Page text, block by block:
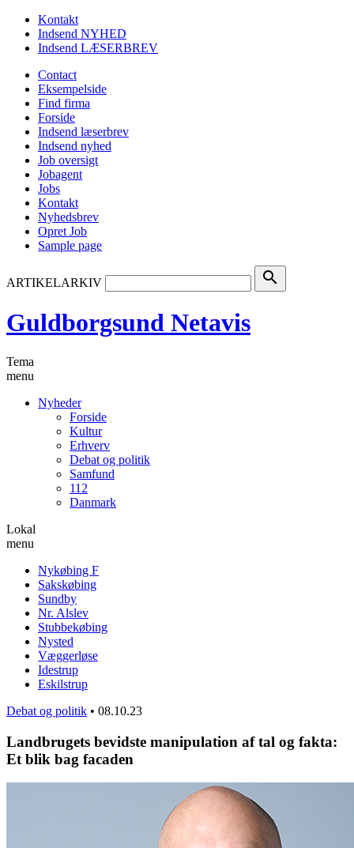
Kontakt
Indsend NYHED
Indsend LÆSERBREV
Contact
Eksempelside
Find firma
Forside
Indsend læserbrev
Indsend nyhed
Job oversigt
Jobagent
Jobs
Kontakt
Nyhedsbrev
Opret Job
Sample page
ARTIKELARKIV search
Guldborgsund Netavis
Tema
menu
Nyheder
Forside
Kultur
Erhverv
Debat og politik
Samfund
112
Danmark
Lokal
menu
Nykøbing F
Sakskøbing
Sundby
Nr. Alslev
Stubbekøbing
Nysted
Væggerløse
Idestrup
Eskilstrup
Debat og politik • 08.10.23
Landbrugets bevidste manipulation af tal og fakta:
Et blik bag facaden